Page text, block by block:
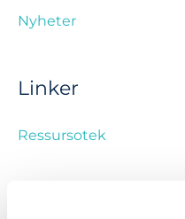
Nyheter
Linker
Ressursotek